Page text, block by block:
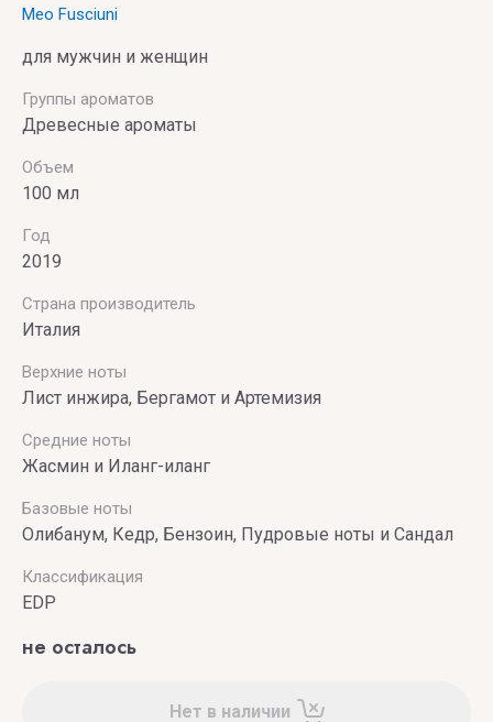
Meo Fusciuni
для мужчин и женщин
Группы ароматов
Древесные ароматы
Объем
100 мл
Год
2019
Страна производитель
Италия
Верхние ноты
Лист инжира, Бергамот и Артемизия
Средние ноты
Жасмин и Иланг-иланг
Базовые ноты
Олибанум, Кедр, Бензоин, Пудровые ноты и Сандал
Классификация
EDP
не осталось
Нет в наличии